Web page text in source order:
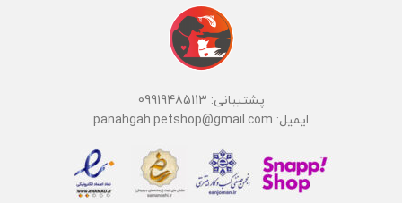
پشتیبانی: 09919485113
ایمیل: panahgah.petshop@gmail.com